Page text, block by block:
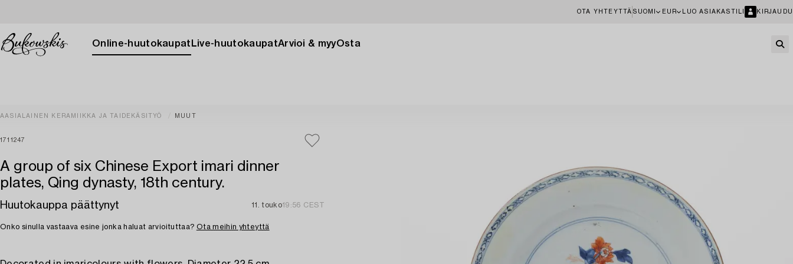
OTA YHTEYTTÄ SUOMI EUR LUO ASIAKASTILI KIRJAUDU
Online-huutokaupat Live-huutokaupatArvioi & myyOsta
AASIALAINEN KERAMIIKKA JA TAIDEKÄSITYÖ MUUT
1711247
A group of six Chinese Export imari dinner
plates, Qing dynasty, 18th century.
Huutokauppa päättynyt 11. touko19:56 CEST
Onko sinulla vastaava esine jonka haluat arvioituttaa? Ota meihin yhteyttä